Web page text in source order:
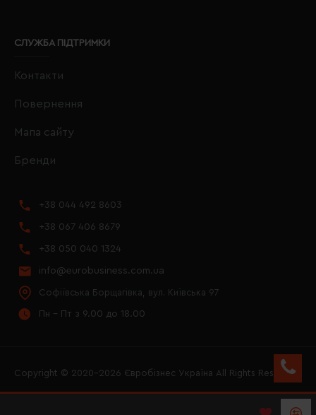
СЛУЖБА ПІДТРИМКИ
Контакти
Повернення
Мапа сайту
Бренди
+38 044 492 8603
+38 067 406 8679
+38 050 040 1324
info@eurobusiness.com.ua
Софіївська Борщагівка, вул. Київська 97
Пн - Пт з 9.00 до 18.00
Copyright © 2020–2026 Євробізнес Україна All Rights Reserved